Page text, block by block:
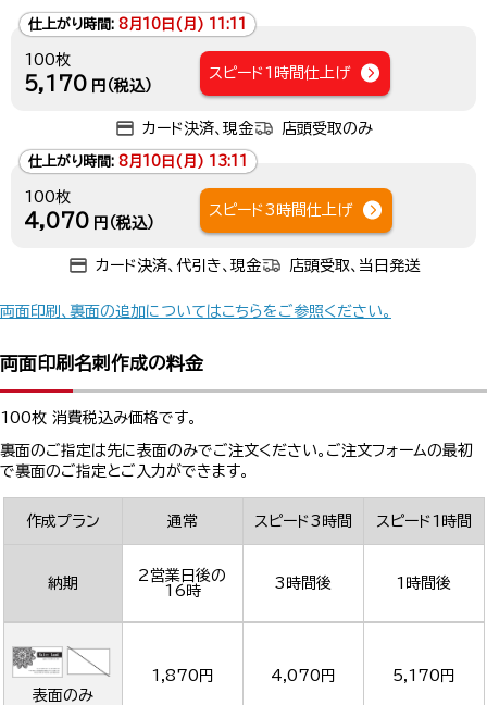
仕上がり時間: 8月10日(月) 11:11
100枚
5,170 円（税込）
スピード1時間仕上げ
カード決済、現金 店頭受取のみ
仕上がり時間: 8月10日(月) 13:11
100枚
4,070 円（税込）
スピード3時間仕上げ
カード決済、代引き、現金 店頭受取、当日発送
両面印刷、裏面の追加についてはこちらをご参照ください。
両面印刷名刺作成の料金
100枚 消費税込み価格です。
裏面のご指定は先に表面のみでご注文ください。ご注文フォームの最初
で裏面のご指定とご入力ができます。
作成プラン 通常 スピード3時間 スピード1時間
納期
2営業日後の
16時
3時間後 1時間後
表面のみ
1,870円 4,070円 5,170円